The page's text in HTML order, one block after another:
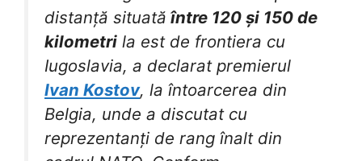
distanță situată între 120 și 150 de
kilometri la est de frontiera cu
Iugoslavia, a declarat premierul
Ivan Kostov, la întoarcerea din
Belgia, unde a discutat cu
reprezentanți de rang înalt din